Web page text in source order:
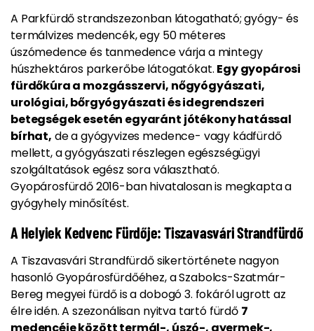
A Parkfürdő strandszezonban látogatható; gyógy- és
termálvizes medencék, egy 50 méteres
úszómedence és tanmedence várja a mintegy
húszhektáros parkerőbe látogatókat. Egy gyopárosi
fürdőkúra a mozgásszervi, nőgyógyászati,
urológiai, bőrgyógyászati és idegrendszeri
betegségek esetén egyaránt jótékony hatással
bírhat, de a gyógyvizes medence- vagy kádfürdő
mellett, a gyógyászati részlegen egészségügyi
szolgáltatások egész sora választható.
Gyopárosfürdő 2016-ban hivatalosan is megkapta a
gyógyhely minősítést.
A Helyiek Kedvenc Fürdője: Tiszavasvári Strandfürdő
A Tiszavasvári Strandfürdő sikertörténete nagyon
hasonló Gyopárosfürdőéhez, a Szabolcs-Szatmár-
Bereg megyei fürdő is a dobogó 3. fokáról ugrott az
élre idén. A szezonálisan nyitva tartó fürdő 7